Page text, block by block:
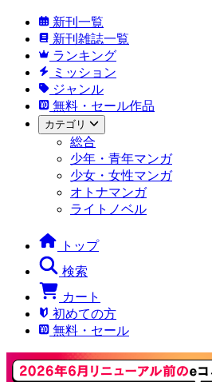
新刊一覧
新刊雑誌一覧
ランキング
ミッション
ジャンル
無料・セール作品
カテゴリ
総合
少年・青年マンガ
少女・女性マンガ
オトナマンガ
ライトノベル
トップ
検索
カート
初めての方
無料・セール